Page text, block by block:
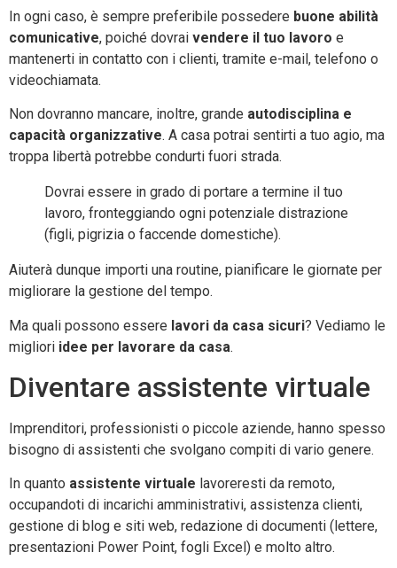
In ogni caso, è sempre preferibile possedere buone abilità
comunicative, poiché dovrai vendere il tuo lavoro e
mantenerti in contatto con i clienti, tramite e-mail, telefono o
videochiamata.
Non dovranno mancare, inoltre, grande autodisciplina e
capacità organizzative. A casa potrai sentirti a tuo agio, ma
troppa libertà potrebbe condurti fuori strada.
Dovrai essere in grado di portare a termine il tuo
lavoro, fronteggiando ogni potenziale distrazione
(figli, pigrizia o faccende domestiche).
Aiuterà dunque importi una routine, pianificare le giornate per
migliorare la gestione del tempo.
Ma quali possono essere lavori da casa sicuri? Vediamo le
migliori idee per lavorare da casa.
Diventare assistente virtuale
Imprenditori, professionisti o piccole aziende, hanno spesso
bisogno di assistenti che svolgano compiti di vario genere.
In quanto assistente virtuale lavoreresti da remoto,
occupandoti di incarichi amministrativi, assistenza clienti,
gestione di blog e siti web, redazione di documenti (lettere,
presentazioni Power Point, fogli Excel) e molto altro.